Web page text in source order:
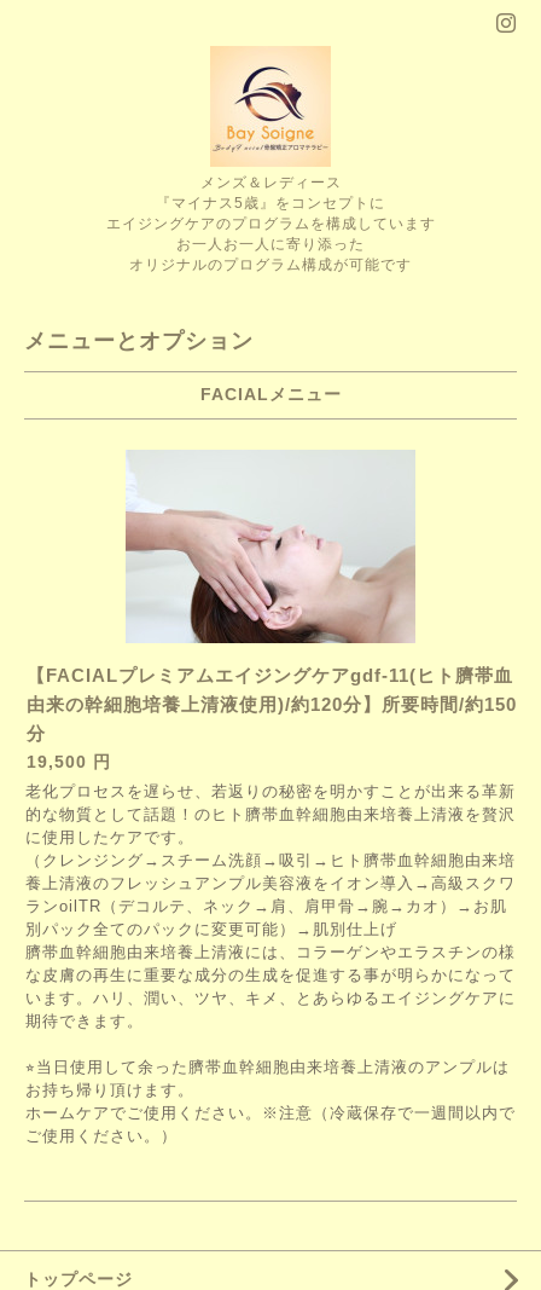
メンズ＆レディース
『マイナス5歳』をコンセプトに
エイジングケアのプログラムを構成しています
お一人お一人に寄り添った
オリジナルのプログラム構成が可能です
メニューとオプション
FACIALメニュー
【FACIALプレミアムエイジングケアgdf-11(ヒト臍帯血
由来の幹細胞培養上清液使用)/約120分】所要時間/約150
分
19,500 円
老化プロセスを遅らせ、若返りの秘密を明かすことが出来る革新
的な物質として話題！の ヒト臍帯血幹細胞由来培養上清液を贅沢
に使用したケアです。
（クレンジング→スチーム洗顔→吸引→ヒト臍帯血幹細胞由来培
養上清液のフレッシュアンプル美容液をイオン導入→高級スクワ
ランoilTR（デコルテ、ネック→肩、肩甲骨→腕→カオ）→お肌
別パック全てのパックに変更可能）→肌別仕上げ
臍帯血幹細胞由来培養上清液には、コラーゲンやエラスチンの様
な皮膚の再生に重要な成分の生成を促進する事が明らかになって
います。 ハリ、潤い、ツヤ、キメ、とあらゆるエイジングケアに
期待できます。
⭐︎当日使用して余った臍帯血幹細胞由来培養上清液のアンプルは
お持ち帰り頂けます。
ホームケアでご使用ください。※注意（冷蔵保存で一週間以内で
ご使用ください。）
トップページ